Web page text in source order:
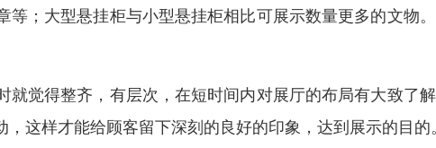
；大型悬挂柜与小型悬挂柜相比可展示数量更多的文物
觉得整齐，有层次，在短时间内对展厅的布局有大致了
这样才能给顾客留下深刻的良好的印象，达到展示的目的